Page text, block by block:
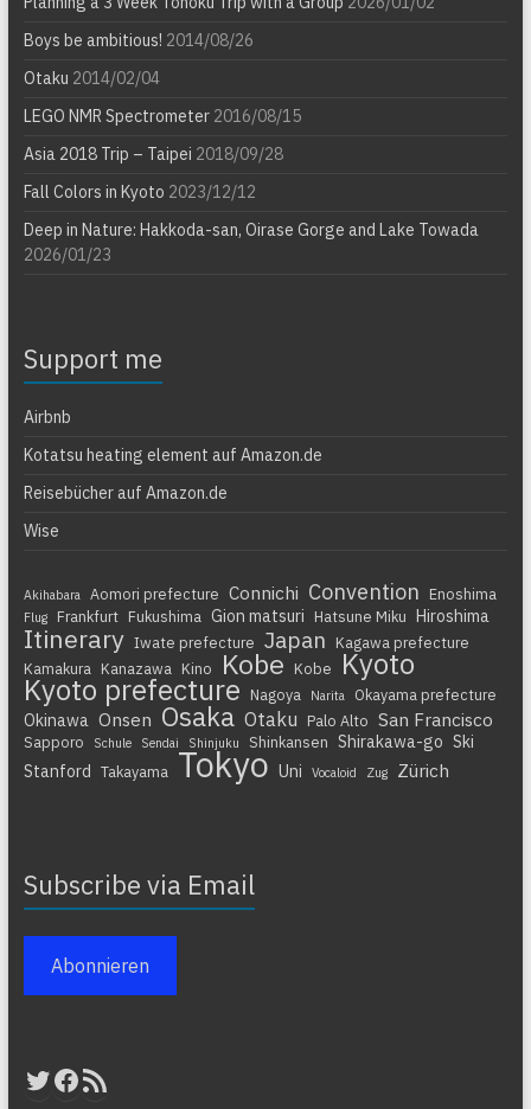
Boys be ambitious! 2014/08/26
Otaku 2014/02/04
LEGO NMR Spectrometer2016/08/15
Asia 2018 Trip – Taipei 2018/09/28
Fall Colors in Kyoto 2023/12/12
Deep in Nature: Hakkoda-san, Oirase Gorge and Lake Towada
2026/01/23
Support me
Airbnb
Kotatsu heating element auf Amazon.de
Reisebücher auf Amazon.de
Wise
Akihabara Aomori prefecture Connichi Convention Enoshima
Flug Frankfurt Fukushima Gion matsuri Hatsune Miku Hiroshima
Itinerary Iwate prefecture Japan
Kagawa prefecture
Kamakura
Kanazawa Kino Kobe Kobe Kyoto
Kyoto prefecture Nagoya Narita Okayama prefecture
Okinawa Onsen Osaka Otaku Palo Alto San Francisco
Sapporo Schule Sendai Shinjuku Shinkansen Shirakawa-go Ski
Stanford Takayama Tokyo Uni Vocaloid Zug Zürich
Subscribe via Email
Abonnieren
Twitter
Facebook
RSS-Feed